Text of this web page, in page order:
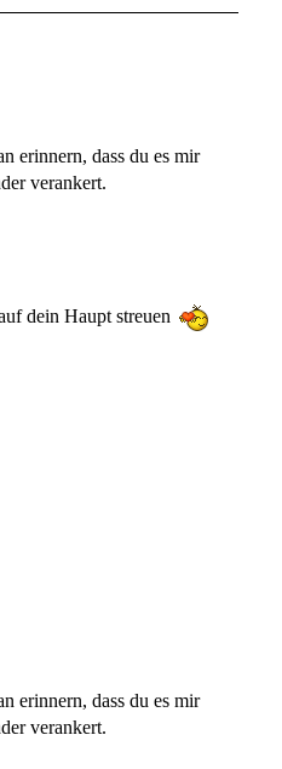
erinnern, dass du es mir
verankert.
dein Haupt streuen
erinnern, dass du es mir
verankert.